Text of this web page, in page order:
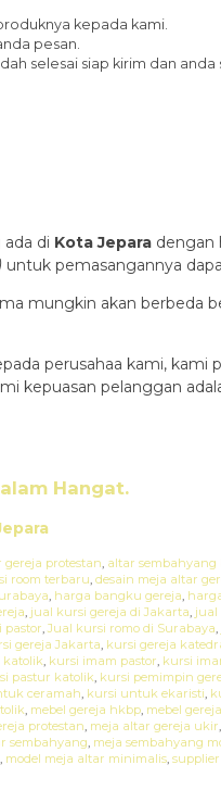
kepada kami.
pesan.
selesai siap kirim dan
di Kota Jepara dengan
untuk pemasangannya
mungkin akan berbeda
perusahaa kami, kami
kepuasan pelanggan
Hangat.
gereja protestan, altar sembahyang
room terbaru, desain meja altar
, harga bangku gereja,
, jual kursi gereja di Jakarta, jual
pastor,Jual kursi romo di Surabaya,
gereja Jakarta, kursi gereja
katolik, kursi imam pastor, kursi
pastur katolik, kursi pemimpin
ceramah, kursi untuk ekaristi,
, mebel gereja hkbp, mebel
protestan, meja altar gereja ukir,
sembahyang, meja sembahyang
, model meja altar minimalis,